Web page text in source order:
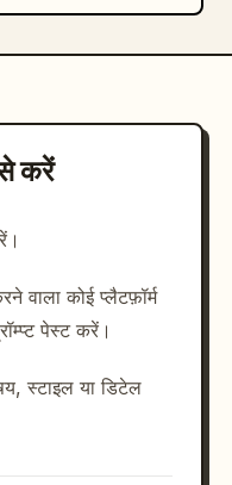
करें
वाला कोई प्लैटफ़ॉर्म
पेस्ट करें।
स्टाइल या डिटेल